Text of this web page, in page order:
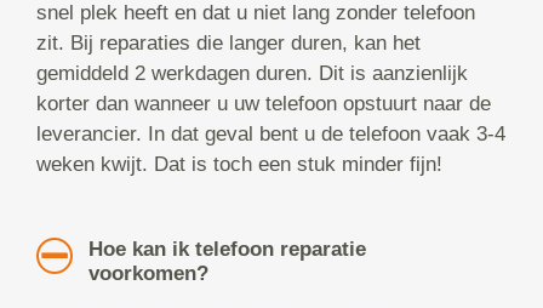
snel plek heeft en dat u niet lang zonder telefoon
zit. Bij reparaties die langer duren, kan het
gemiddeld 2 werkdagen duren. Dit is aanzienlijk
korter dan wanneer u uw telefoon opstuurt naar de
leverancier. In dat geval bent u de telefoon vaak 3-4
weken kwijt. Dat is toch een stuk minder fijn!
Hoe kan ik telefoon reparatie
voorkomen?